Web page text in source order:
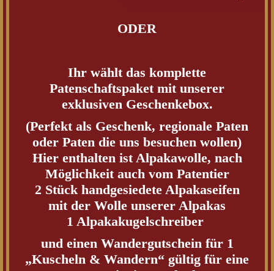
ODER
Ihr wählt das komplette
Patenschaftspaket mit unserer
exklusiven Geschenkebox.
(Perfekt als Geschenk, regionale Paten
oder Paten die uns besuchen wollen)
Hier enthalten ist Alpakawolle, nach
Möglichkeit auch vom Patentier
2 Stück handgesiedete Alpakaseifen
mit der Wolle unserer Alpakas
1 Alpakakugelschreiber
und einen Wandergutschein für 1
„Kuscheln & Wandern“ gültig für eine